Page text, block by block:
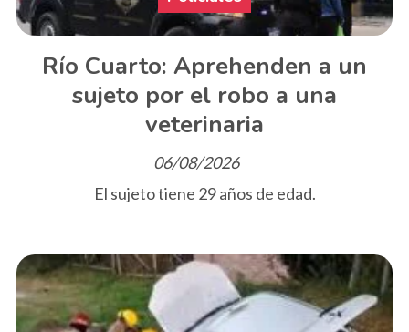
Río Cuarto: Aprehenden a un
sujeto por el robo a una
veterinaria
06/08/2026
El sujeto tiene 29 años de edad.